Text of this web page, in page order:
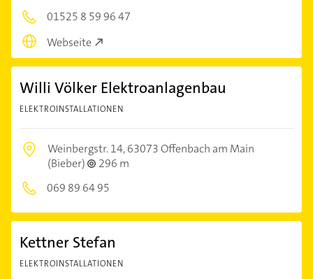
01525 8 59 96 47
Webseite
Willi Völker Elektroanlagenbau
ELEKTROINSTALLATIONEN
Weinbergstr. 14,63073 Offenbach am Main
(Bieber)
296 m
069 89 64 95
Kettner Stefan
ELEKTROINSTALLATIONEN